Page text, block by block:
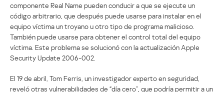
componente Real Name pueden conducir a que se ejecute un
código arbitrario, que después puede usarse para instalar en el
equipo víctima un troyano u otro tipo de programa malicioso.
También puede usarse para obtener el control total del equipo
víctima. Este problema se solucionó con la actualización Apple
Security Update 2006-002.
El 19 de abril, Tom Ferris, un investigador experto en seguridad,
reveló otras vulnerabilidades de “día cero”, que podría permitir a un